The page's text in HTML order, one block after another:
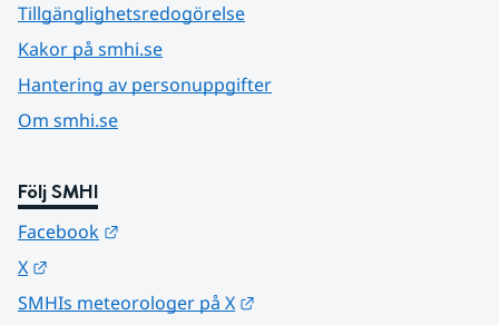
Tillgänglighetsredogörelse
Kakor på smhi.se
Hantering av personuppgifter
Om smhi.se
Följ SMHI
Facebook
X
SMHIs meteorologer på X